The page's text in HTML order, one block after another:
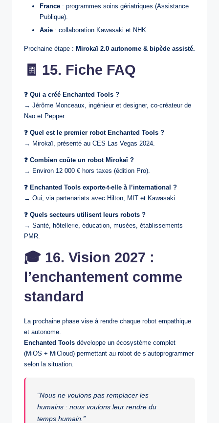
France : programmes soins gériatriques (Assistance
Publique).
Asie : collaboration Kawasaki et NHK.
Prochaine étape : Mirokaï 2.0 autonome & bipède assisté.
🧾 15. Fiche FAQ
❓ Qui a créé Enchanted Tools ?
→ Jérôme Monceaux, ingénieur et designer, co‑créateur de
Nao et Pepper.
❓ Quel est le premier robot Enchanted Tools ?
→ Mirokaï, présenté au CES Las Vegas 2024.
❓ Combien coûte un robot Mirokaï ?
→ Environ 12 000 € hors taxes (édition Pro).
❓ Enchanted Tools exporte‑t‑elle à l’international ?
→ Oui, via partenariats avec Hilton, MIT et Kawasaki.
❓ Quels secteurs utilisent leurs robots ?
→ Santé, hôtellerie, éducation, musées, établissements
PMR.
🎓 16. Vision 2027 :
l’enchantement comme
standard
La prochaine phase vise à rendre chaque robot empathique
et autonome.
Enchanted Tools développe un écosystème complet
(MiOS + MiCloud) permettant au robot de s’autoprogrammer
selon la situation.
“Nous ne voulons pas remplacer les
humains : nous voulons leur rendre du
temps humain.”